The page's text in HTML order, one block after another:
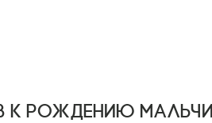
К Рождению